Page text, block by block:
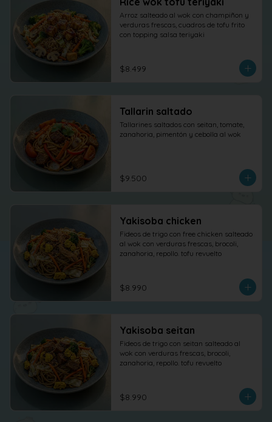
Arroz salteado al wok con champiñon y
verduras frescas, cuadros de tofu frito
con topping salsa teriyaki
$8.499
Tallarin saltado
Tallarines saltados con seitan, tomate,
zanahoria, pimentón y cebolla al wok
$9.500
Yakisoba chicken
Fideos de trigo con free chicken salteado
al wok con verduras frescas, brocoli,
zanahoria, repollo. tofu revuelto
$8.990
Yakisoba seitan
Fideos de trigo con seitan salteado al
wok con verduras frescas, brocoli,
zanahoria, repollo. tofu revuelto
$8.990